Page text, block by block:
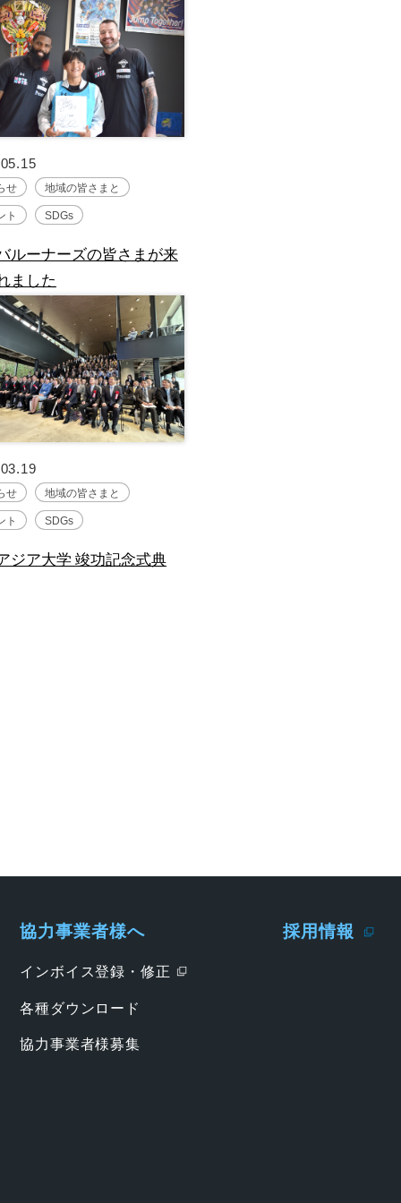
せ 地域の皆さまと
ト SDGs
ルーナーズの皆さまが来
ました
せ 地域の皆さまと
ト SDGs
ジア大学 竣功記念式典
協力事業者様へ
インボイス登録・修正
各種ダウンロード
協力事業者様募集
採用情報